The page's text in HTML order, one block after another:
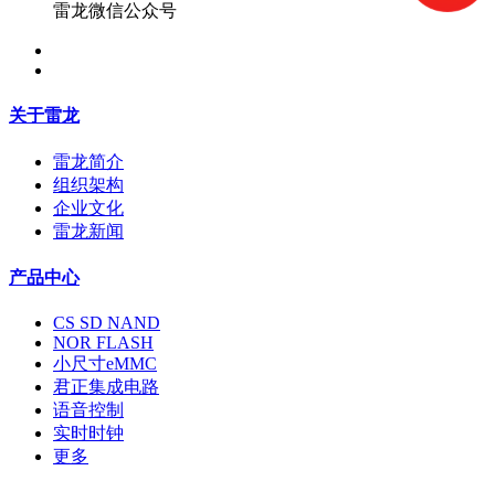
雷龙微信公众号
关于雷龙
雷龙简介
组织架构
企业文化
雷龙新闻
产品中心
CS SD NAND
NOR FLASH
小尺寸eMMC
君正集成电路
语音控制
实时时钟
更多